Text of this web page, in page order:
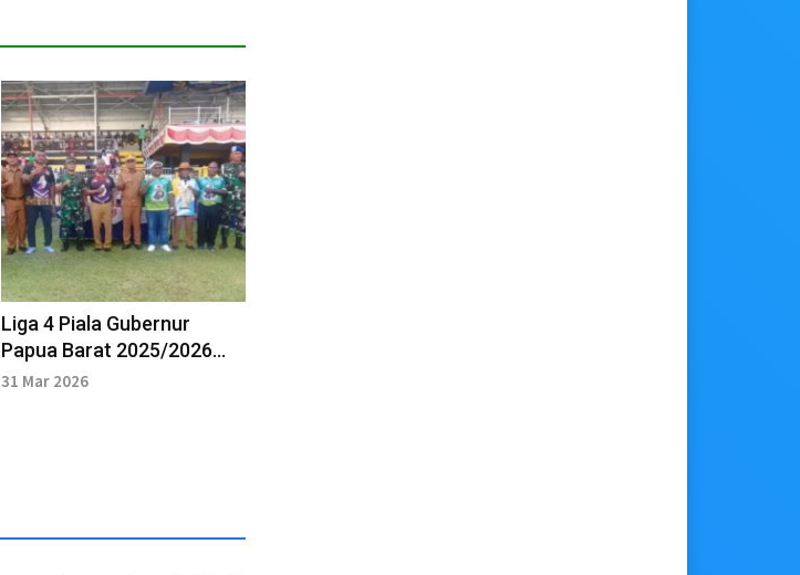
Liga 4 Piala Gubernur
Papua Barat 2025/2026
Resmi Digelar di Manokwari
31 Mar 2026